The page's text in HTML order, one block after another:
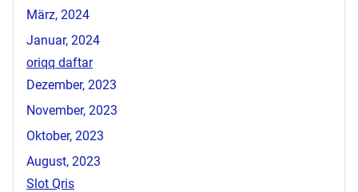
März, 2024
Januar, 2024
oriqq daftar
Dezember, 2023
November, 2023
Oktober, 2023
August, 2023
Slot Qris